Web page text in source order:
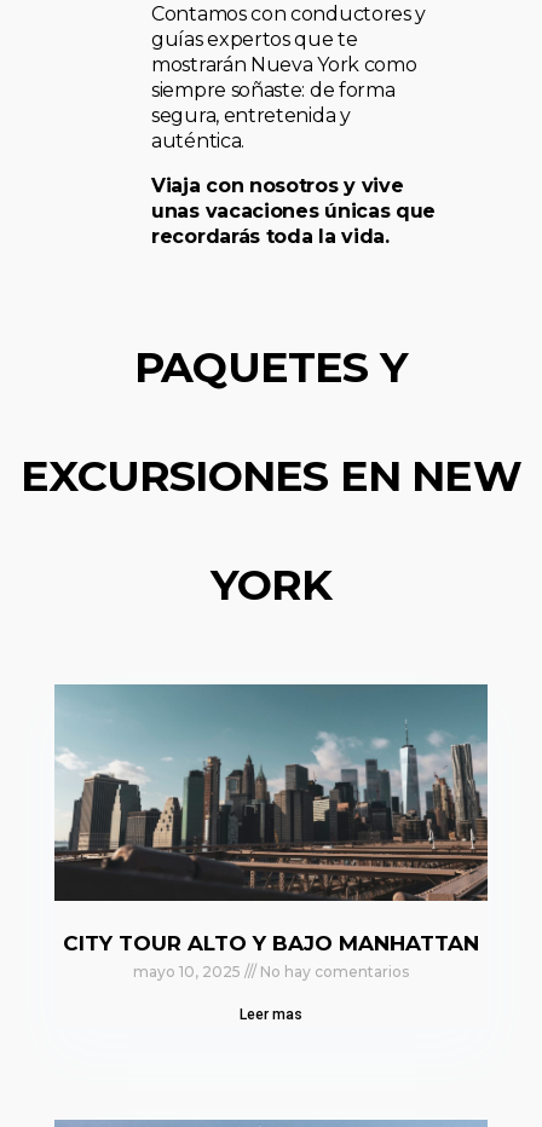
Contamos con conductores y
guías expertos que te
mostrarán Nueva York como
siempre soñaste: de forma
segura, entretenida y
auténtica.
Viaja con nosotros y vive
unas vacaciones únicas que
recordarás toda la vida.
PAQUETES Y
EXCURSIONES EN NEW
YORK
CITY TOUR ALTO Y BAJO MANHATTAN
mayo 10, 2025 No hay comentarios
Leer mas